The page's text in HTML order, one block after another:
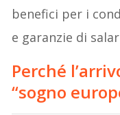
benefici per i
e garanzie di
Perché
“sogno